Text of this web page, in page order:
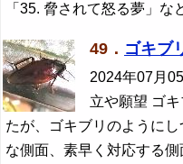
「35. 脅されて怒る夢」な
49． ゴキブ
2024年07月
立や願望 ゴ
たが、ゴキブリのように
な側面、素早く対応する